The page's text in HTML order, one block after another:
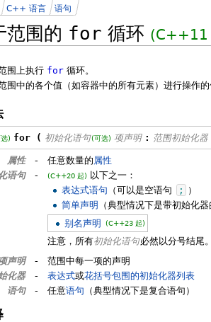
范围的 for 循环 (C++11
C++ 语言 语句
围上执行 for 循环。
围中的各个值（如容器中的所有元素）进行操作
) for ( 初始化语句(可选) 项声明 : 范围初始化器
属性 - 任意数量的属性
语句
- (C++20 起) 以下之一：
表达式语句 （可以是空语句 ;
）
简单声明
（典型情况下是带初始化
别名声明
(C++23 起)
注意，所有初始化语句必然以分号结尾
声明
-
范围中每一项的声明
化器
- 表达式或花括号包围的初始化器列表
语句
- 任意语句 （典型情况下是复合语句）